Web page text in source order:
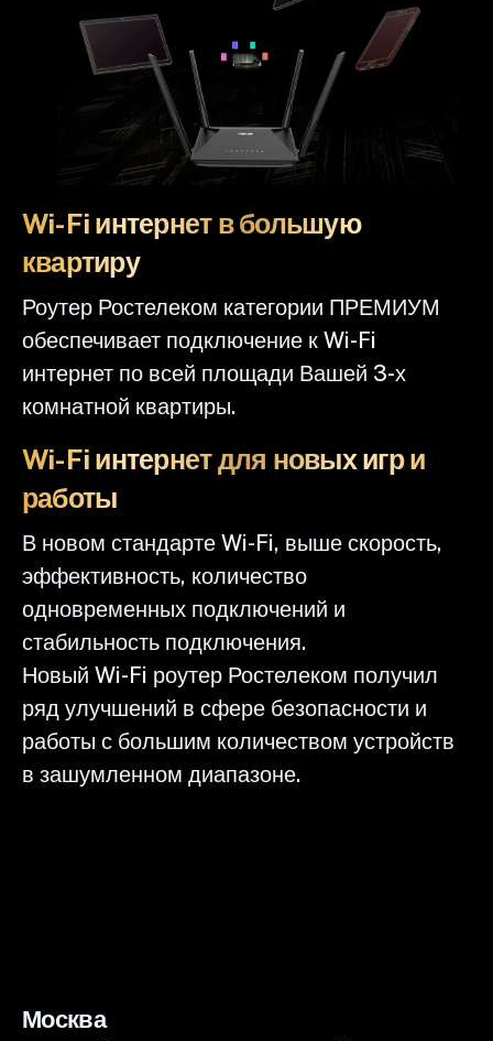
Wi-Fi интернет в большую
квартиру
Роутер Ростелеком категории ПРЕМИУМ
обеспечивает подключение к Wi-Fi
интернет по всей площади Вашей 3-х
комнатной квартиры.
Wi-Fi интернет для новых игр и
работы
В новом стандарте Wi-Fi, выше скорость,
эффективность, количество
одновременных подключений и
стабильность подключения.
Новый Wi-Fi роутер Ростелеком получил
ряд улучшений в сфере безопасности и
работы с большим количеством устройств
в зашумленном диапазоне.
Москва